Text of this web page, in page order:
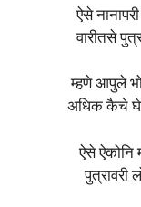
ऐसे
वारीतसे
म्हणे आपुले
अधिक कैचे
ऐसे ऐकोनि
पुत्रावरी